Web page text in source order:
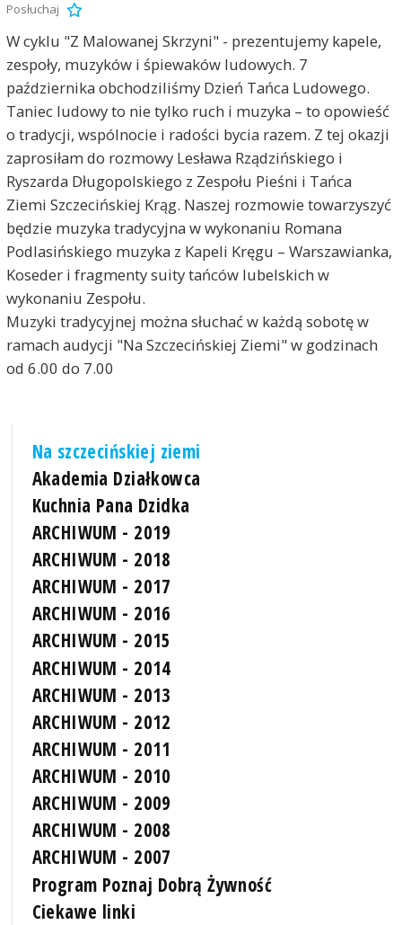
Posłuchaj
W cyklu "Z Malowanej Skrzyni" - prezentujemy kapele,
zespoły, muzyków i śpiewaków ludowych. 7
października obchodziliśmy Dzień Tańca Ludowego.
Taniec ludowy to nie tylko ruch i muzyka – to opowieść
o tradycji, wspólnocie i radości bycia razem. Z tej okazji
zaprosiłam do rozmowy Lesława Rządzińskiego i
Ryszarda Długopolskiego z Zespołu Pieśni i Tańca
Ziemi Szczecińskiej Krąg. Naszej rozmowie towarzyszyć
będzie muzyka tradycyjna w wykonaniu Romana
Podlasińskiego muzyka z Kapeli Kręgu – Warszawianka,
Koseder i fragmenty suity tańców lubelskich w
wykonaniu Zespołu.
Muzyki tradycyjnej można słuchać w każdą sobotę w
ramach audycji "Na Szczecińskiej Ziemi" w godzinach
od 6.00 do 7.00
Na szczecińskiej ziemi
Akademia Działkowca
Kuchnia Pana Dzidka
ARCHIWUM - 2019
ARCHIWUM - 2018
ARCHIWUM - 2017
ARCHIWUM - 2016
ARCHIWUM - 2015
ARCHIWUM - 2014
ARCHIWUM - 2013
ARCHIWUM - 2012
ARCHIWUM - 2011
ARCHIWUM - 2010
ARCHIWUM - 2009
ARCHIWUM - 2008
ARCHIWUM - 2007
Program Poznaj Dobrą Żywność
Ciekawe linki